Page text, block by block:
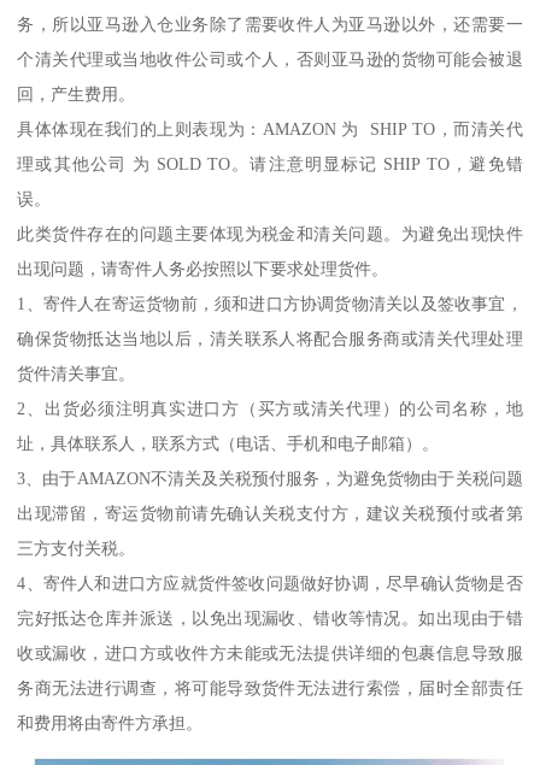
务，所以亚马逊入仓业务除了需要收件人为亚马逊以外，还需要一
个清关代理或当地收件公司或个人，否则亚马逊的货物可能会被退
回，产生费用。
具体体现在我们的上则表现为：AMAZON 为 SHIP TO，而清关代
理或其他公司 为 SOLD TO。请注意明显标记 SHIP TO，避免错
误。
此类货件存在的问题主要体现为税金和清关问题。为避免出现快件
出现问题，请寄件人务必按照以下要求处理货件。
1、寄件人在寄运货物前，须和进口方协调货物清关以及签收事宜，
确保货物抵达当地以后，清关联系人将配合服务商或清关代理处理
货件清关事宜。
2、出货必须注明真实进口方（买方或清关代理）的公司名称，地
址，具体联系人，联系方式（电话、手机和电子邮箱）。
3、由于AMAZON不清关及关税预付服务，为避免货物由于关税问题
出现滞留，寄运货物前请先确认关税支付方，建议关税预付或者第
三方支付关税。
4、寄件人和进口方应就货件签收问题做好协调，尽早确认货物是否
完好抵达仓库并派送，以免出现漏收、错收等情况。如出现由于错
收或漏收，进口方或收件方未能或无法提供详细的包裹信息导致服
务商无法进行调查，将可能导致货件无法进行索偿，届时全部责任
和费用将由寄件方承担。